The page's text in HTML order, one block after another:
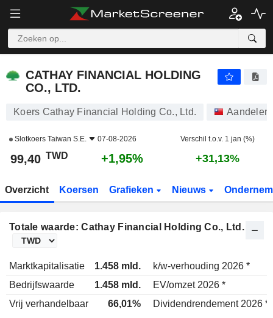
CATHAY FINANCIAL HOLDING
CO., LTD.
Koers Cathay Financial Holding Co., Ltd. Aandelen
Slotkoers Taiwan S.E. 07-08-2026 Verschil t.o.v. 1 jan (%)
99,40 TWD +1,95% +31,13%
Overzicht Koersen Grafieken Nieuws
Totale waarde: Cathay Financial Holding Co., Ltd.
Marktkapitalisatie 1.458 mld.
k/w-verhouding 2026 *
Bedrijfswaarde
1.458 mld.
EV/omzet 2026 *
Vrij verhandelbaar
66,01% Dividendrendement 2026 *